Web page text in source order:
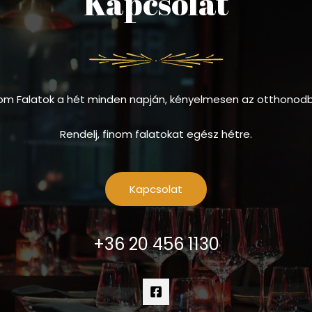
Falatok a hét minden napján, kényelmesen az
Rendelj, finom falatokat egész hétre.
Kapcsolat
+36 20 456 1130